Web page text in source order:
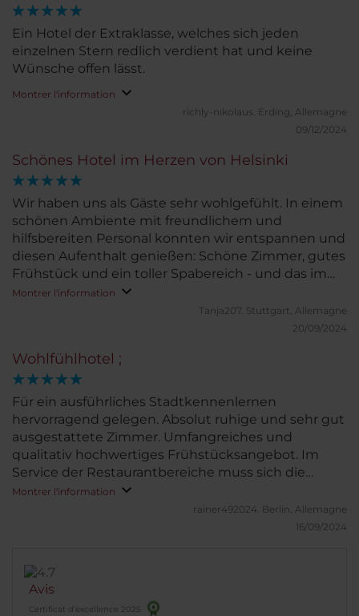
Ein Hotel der Extraklasse, welches sich jeden
einzelnen Stern redlich verdient hat und keine
Wünsche offen lässt.
Montrer l'information
richly-nikolaus. Erding, Allemagne
09/12/2024
Schönes Hotel im Herzen von Helsinki
Wir haben uns als Gäste sehr wohlgefühlt. In einem
schönen Ambiente mit freundlichem und
hilfsbereiten Personal konnten wir entspannen und
diesen Aufenthalt genießen: Schöne Zimmer, gutes
Frühstück und ein toller Spabereich - und das im
Herzen von Helsinki. Vielen Dank!
Montrer l'information
Tanja207. Stuttgart, Allemagne
20/09/2024
Wohlfühlhotel ;
Für ein ausführliches Stadtkennenlernen
hervorragend gelegen. Absolut ruhige und sehr gut
ausgestattete Zimmer. Umfangreiches und
qualitativ hochwertiges Frühstücksangebot. Im
Service der Restaurantbereiche muss sich die
Mannschaft noch etwas verbessern.
Montrer l'information
rainer492024. Berlin, Allemagne
16/09/2024
Avis
Certificat d’excellence 2025